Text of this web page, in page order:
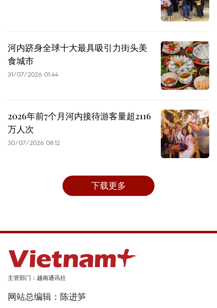
河内跻身全球十大最具吸引力街头美
食城市
31/07/2026 01:44
2026年前7个月河内接待游客量超2116
万人次
30/07/2026 08:12
下载更多
主管部门：越南通讯社
网站总编辑：陈进笋